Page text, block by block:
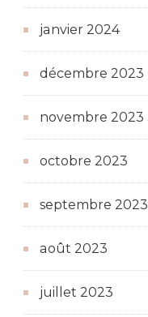
janvier 2024
décembre 2023
novembre 2023
octobre 2023
septembre 2023
août 2023
juillet 2023